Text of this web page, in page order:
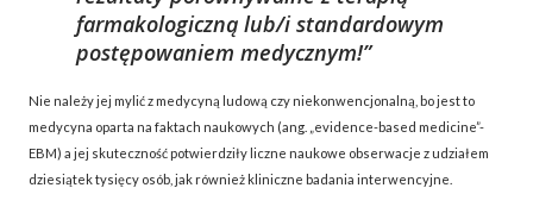
farmakologiczną lub/i standardowym
postępowaniem medycznym!
Nie należy jej mylić z medycyną ludową czy niekonwencjonalną, bo jest to
medycyna oparta na faktach naukowych (ang. „evidence-based medicine”-
EBM) a jej skuteczność potwierdziły liczne naukowe obserwacje z udziałem
dziesiątek tysięcy osób, jak również kliniczne badania interwencyjne.